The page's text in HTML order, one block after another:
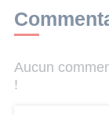
Aucun
!